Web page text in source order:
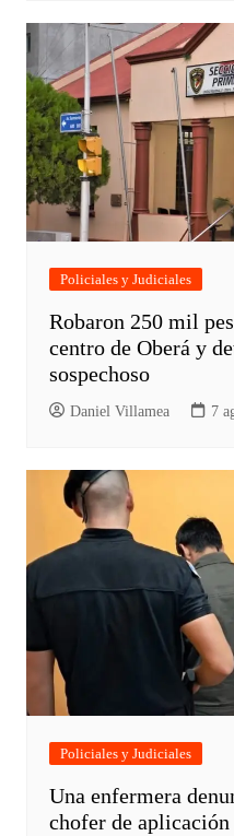
Policiales y Judiciales
Robaron 250 mil
centro de Oberá y
sospechoso
Daniel Villamea 7
Policiales y Judiciales
Una enfermera
chofer de aplicación